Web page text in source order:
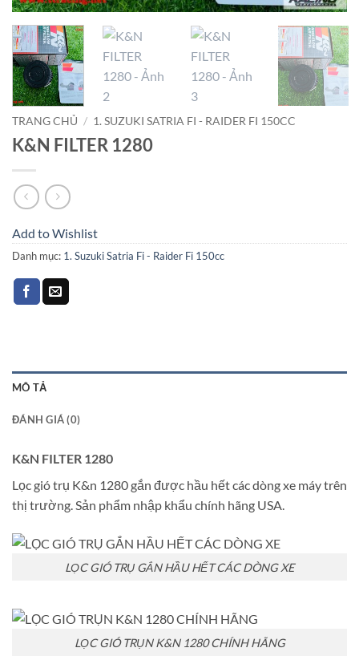
TRANG CHỦ / 1. SUZUKI SATRIA FI - RAIDER FI 150CC
K&N FILTER 1280
Add to Wishlist
Danh mục: 1. Suzuki Satria Fi - Raider Fi 150cc
MÔ TẢ
ĐÁNH GIÁ (0)
K&N FILTER 1280
Lọc gió trụ K&n 1280 gắn được hầu hết các dòng xe máy trên
thị trường. Sản phẩm nhập khẩu chính hãng USA.
LỌC GIÓ TRỤ GẮN HẦU HẾT CÁC DÒNG XE
LỌC GIÓ TRỤN K&N 1280 CHÍNH HÃNG